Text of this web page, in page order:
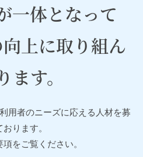
一体となって
上に取り組ん
ます。
用者のニーズに応える人材を募
ります。
をご覧ください。